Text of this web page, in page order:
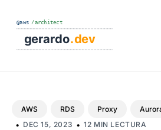
blog
AWS RDS Proxy
• DEC 15, 2023 • 12 MIN LECTURA